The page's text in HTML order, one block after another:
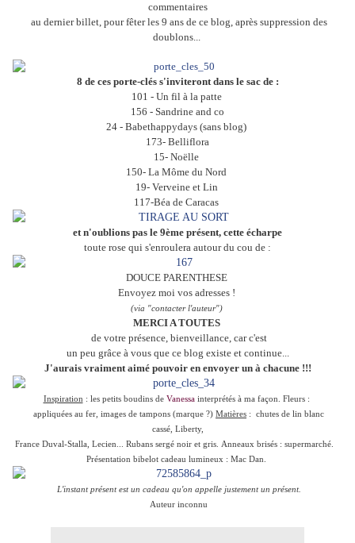
commentaires
au dernier billet, pour fêter les 9 ans de ce blog, après suppression des
doublons...
8 de ces porte-clés s'inviteront dans le sac de :
101 - Un fil à la patte
156 - Sandrine and co
24 - Babethappydays (sans blog)
173- Belliflora
15- Noëlle
150- La Môme du Nord
19- Verveine et Lin
117-Béa de Caracas
et n'oublions pas le 9ème présent, cette écharpe
toute rose qui s'enroulera autour du cou de :
DOUCE PARENTHESE
Envoyez moi vos adresses !
(via "contacter l'auteur")
MERCI A TOUTES
de votre présence, bienveillance, car c'est
un peu grâce à vous que ce blog existe et continue...
J'aurais vraiment aimé pouvoir en envoyer un à chacune !!!
Inspiration : les petits boudins de Vanessainterprétés à ma façon. Fleurs :
appliquées au fer, images de tampons (marque ?) Matières : chutes de lin blanc
cassé, Liberty,
France Duval-Stalla, Lecien... Rubans sergé noir et gris.
Anneaux brisés : supermarché.
Présentation bibelot cadeau lumineux : Mac Dan.
L'instant présent est un cadeau qu'on appelle justement un présent.
Auteur inconnu